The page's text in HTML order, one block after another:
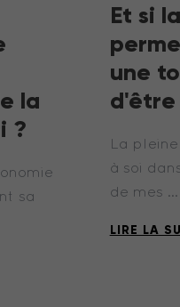
la
?
sa
Et si
une
La
à soi
de mes …
LIRE LA